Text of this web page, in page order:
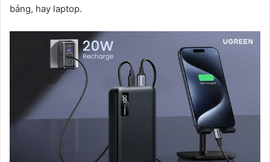
bảng, hay laptop.